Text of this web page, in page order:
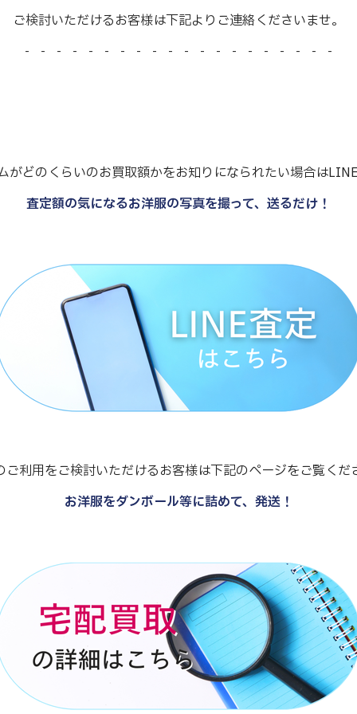
ご検討いただけるお客様は下記よりご連絡くださいませ。
- - - - - - - - - - - - - - - - - - - -
がどのくらいのお買取額かをお知りになられたい場合はLINE
査定額の気になるお洋服の写真を撮って、送るだけ！
ご利用をご検討いただけるお客様は下記のページをご覧くだ
お洋服をダンボール等に詰めて、発送！